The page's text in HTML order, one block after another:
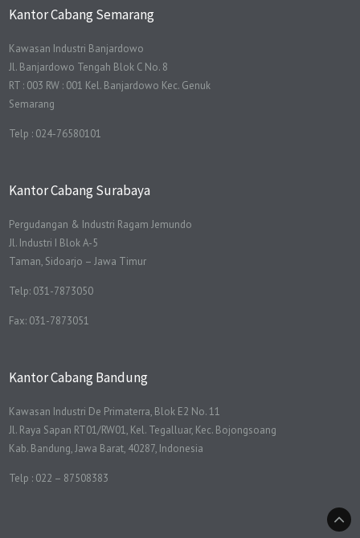
Kantor Cabang Semarang
Kawasan Industri Banjardowo
Jl. Banjardowo Tengah Blok C No. 8
RT : 003 RW : 001 Kel. Banjardowo Kec. Genuk
Semarang
Telp : 024-76580101
Kantor Cabang Surabaya
Pergudangan & Industri Ragam Jemundo
Jl. Industri I Blok A-5
Taman, Sidoarjo – Jawa Timur
Telp: 031-7873050
Fax: 031-7873051
Kantor Cabang Bandung
Kawasan Industri De Primaterra, Blok E2 No. 11
Jl. Raya Sapan RT01/RW01, Kel. Tegalluar, Kec. Bojongsoang
Kab. Bandung, Jawa Barat, 40287, Indonesia
Telp : 022 – 87508383